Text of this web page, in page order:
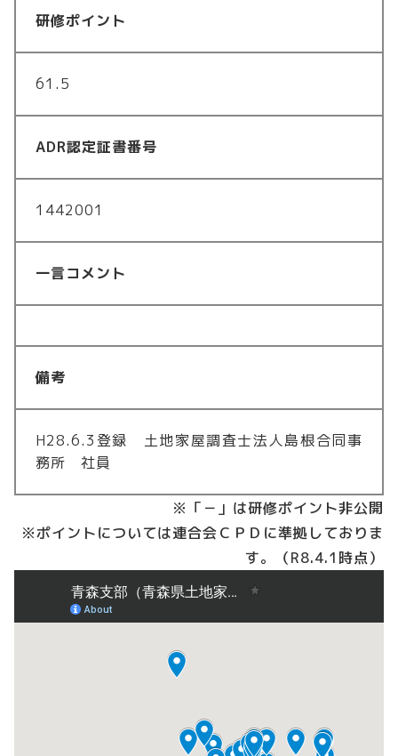
研修ポイント
61.5
ADR認定証書番号
1442001
一言コメント
備考
H28.6.3登録 土地家屋調査士法人島根合同事
務所 社員
※「－」は研修ポイント非公開
※ポイントについては連合会ＣＰＤに準拠しておりま
す。（R8.4.1時点）